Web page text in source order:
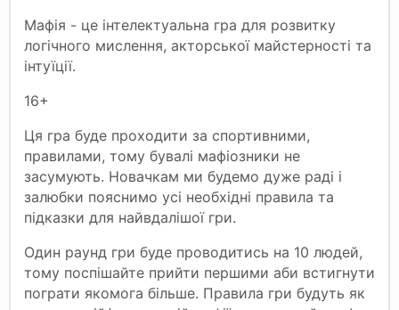
Мафія - це інтелектуальна гра для розвитку
логічного мислення, акторської майстерності та
інтуїції.
16+
Ця гра буде проходити за спортивними,
правилами, тому бувалі мафіозники не
засумують. Новачкам ми будемо дуже раді і
залюбки пояснимо усі необхідні правила та
підказки для найвдалішої гри.
Один раунд гри буде проводитись на 10 людей,
тому поспішайте прийти першими аби встигнути
пограти якомога більше. Правила гри будуть як